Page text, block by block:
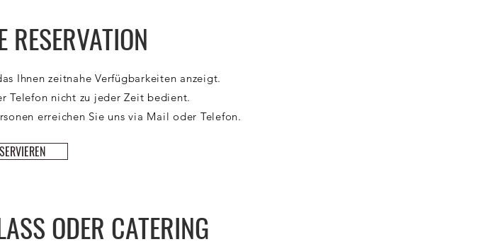
RESERVATION
Ihnen zeitnahe Verfügbarkeiten anzeigt.
Telefon nicht zu jeder Zeit bedient.
erreichen Sie uns via Mail oder Telefon.
ODER CATERING